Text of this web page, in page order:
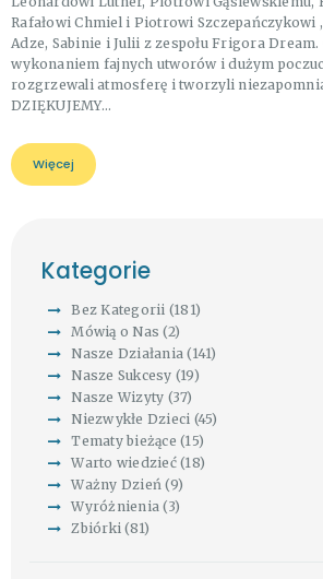
Rafałowi Chmiel i Piotrowi Szczepańczykowi
Adze, Sabinie i Julii z zespołu Frigora
wykonaniem fajnych utworów i dużym
rozgrzewali atmosferę i tworzyli
DZIĘKUJEMY…
Więcej
Kategorie
Bez Kategorii (181)
Mówią o Nas (2)
Nasze Działania (141)
Nasze Sukcesy (19)
Nasze Wizyty (37)
Niezwykłe Dzieci (45)
Tematy bieżące (15)
Warto wiedzieć(18)
Ważny Dzień (9)
Wyróżnienia (3)
Zbiórki (81)